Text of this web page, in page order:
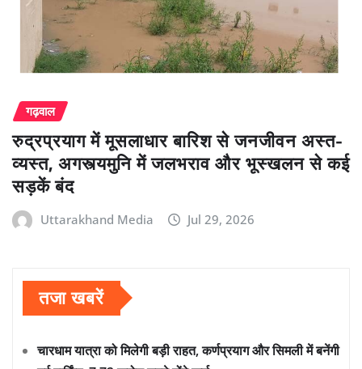
गढ़वाल
रुद्रप्रयाग में मूसलाधार बारिश से जनजीवन अस्त-
व्यस्त, अगस्त्यमुनि में जलभराव और भूस्खलन से कई
सड़कें बंद
Uttarakhand Media Jul 29, 2026
तजा खबरें
चारधाम यात्रा को मिलेगी बड़ी राहत, कर्णप्रयाग और सिमली में बनेंगी